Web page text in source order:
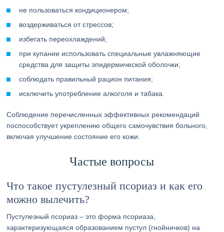
не пользоваться кондиционером;
воздерживаться от стрессов;
избегать переохлаждений;
при купании использовать специальные увлажняющие
средства для защиты эпидермической оболочки;
соблюдать правильный рацион питания;
исключить употребление алкоголя и табака.
Соблюдение перечисленных эффективных рекомендаций
поспособствует укреплению общего самочувствия больного,
включая улучшение состояние его кожи.
Частые вопросы
Что такое пустулезный псориаз и как его
можно вылечить?
Пустулезный псориаз – это форма псориаза,
характеризующаяся образованием пустул (гнойничков) на